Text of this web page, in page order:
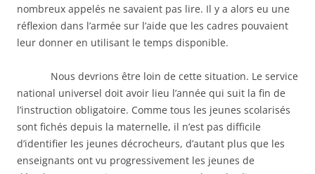
nombreux appelés ne savaient pas lire. Il y a alors eu une
réflexion dans l’armée sur l’aide que les cadres pouvaient
leur donner en utilisant le temps disponible.
Nous devrions être loin de cette situation. Le service
national universel doit avoir lieu l’année qui suit la fin de
l’instruction obligatoire. Comme tous les jeunes scolarisés
sont fichés depuis la maternelle, il n’est pas difficile
d’identifier les jeunes décrocheurs, d’autant plus que les
enseignants ont vu progressivement les jeunes de